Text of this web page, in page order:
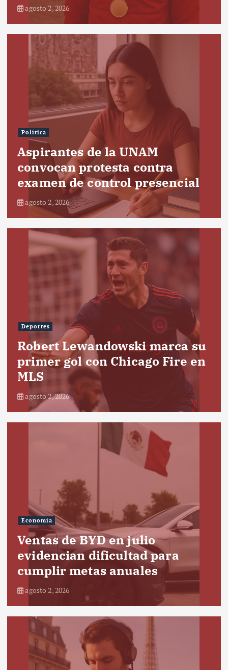
agosto 2, 2026
Política
Aspirantes de la UNAM
convocan protesta contra
examen de control presencial
agosto 2, 2026
Deportes
Robert Lewandowski marca su
primer gol con Chicago Fire en
MLS
agosto 2, 2026
Economía
Ventas de BYD en julio
evidencian dificultad para
cumplir metas anuales
agosto 2, 2026